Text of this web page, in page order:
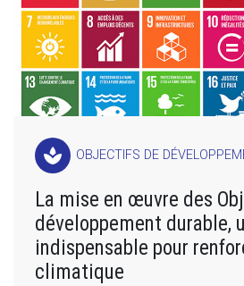
spa OBJECTIFS DE
La mise en œuvre des
développement durable,
indispensable pour
climatique